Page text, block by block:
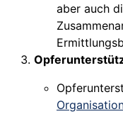
aber auch